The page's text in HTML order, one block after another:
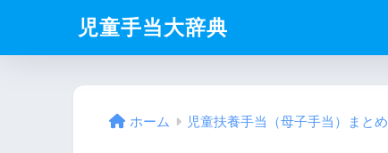
児童手当大辞典
ホーム 児童扶養手当（母子手当）まとめ